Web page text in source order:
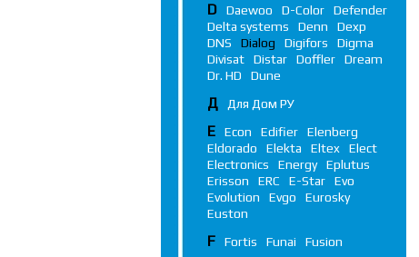
D Daewoo D-Color
Defender
Delta systems
Denn
Dexp
DNS
Dialog Digifors
Digma
Divisat
Distar Doffler
Dream
Dr. HD
Dune
Д Для Дом РУ
E Econ Edifier
Elenberg
Eldorado
Elekta Eltex
Elect
Electronics
Energy
Eplutus
Erisson
ERC E-Star
Evo
Evolution
Evgo
Eurosky
Euston
F Fortis Funai Fusion